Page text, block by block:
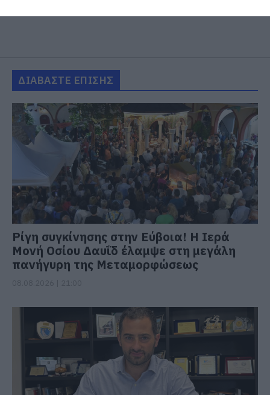
ΔΙΑΒΑΣΤΕ ΕΠΙΣΗΣ
Ρίγη συγκίνησης στην Εύβοια! Η Ιερά
Μονή Οσίου Δαυΐδ έλαμψε στη μεγάλη
πανήγυρη της Μεταμορφώσεως